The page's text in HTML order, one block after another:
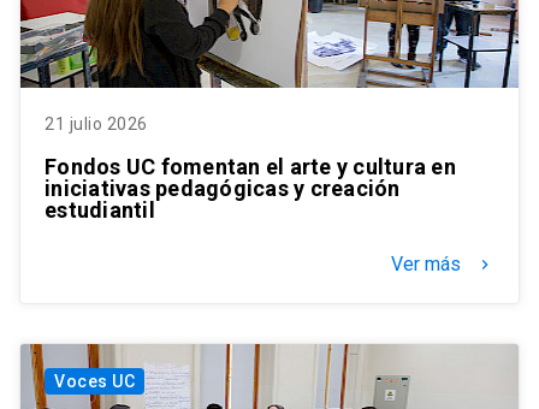
21 julio 2026
Fondos UC fomentan el arte y cultura en
iniciativas pedagógicas y creación
estudiantil
Ver más keyboard_arrow_right
Voces UC